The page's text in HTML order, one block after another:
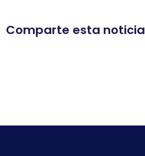
Comparte esta noticia